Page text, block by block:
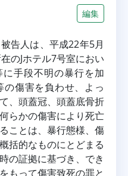
編集
告人は、平成22年5月
のJホテル7号室におい
手段不明の暴行を加
の傷害を負わせ、よっ
、頭蓋冠、頭蓋底骨折
らかの傷害により死亡
ことは、暴行態様、傷
括的なものにとどまる
の証拠に基づき、でき
もって傷害致死の罪と